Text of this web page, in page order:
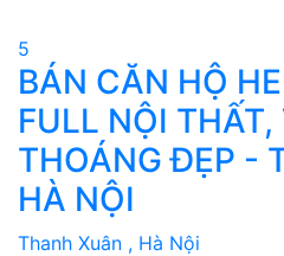
5
BÁN CĂN HỘ
FULL NỘI THẤT,
THOÁNG ĐẸP -
HÀ NỘI
Thanh Xuân , Hà Nội